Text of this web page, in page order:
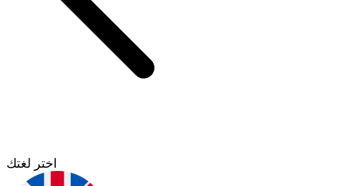
اختر لغتك